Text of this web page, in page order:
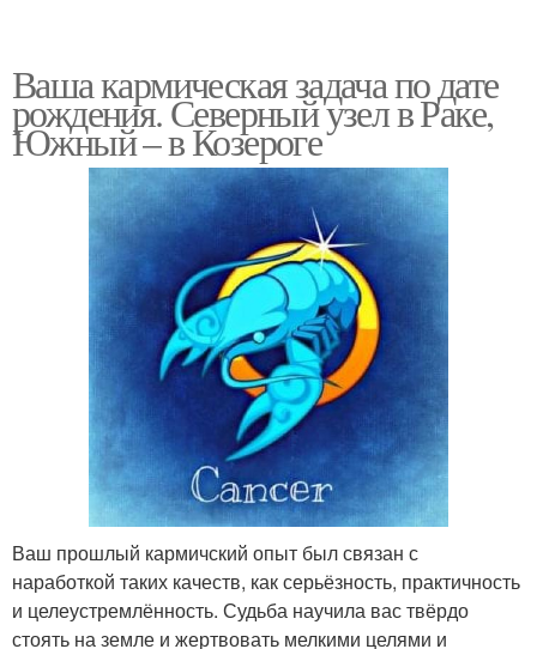
Ваша кармическая задача по дате
рождения. Северный узел в Раке,
Южный – в Козероге
Ваш прошлый кармичский опыт был связан с
наработкой таких качеств, как серьёзность, практичность
и целеустремлённость. Судьба научила вас твёрдо
стоять на земле и жертвовать мелкими целями и